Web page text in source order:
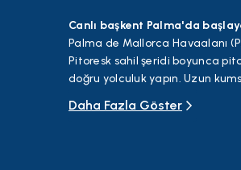
Canlı başkent Palma'da
Palma de Mallorca Havaalanı
Pitoresk sahil şeridi boyunca
doğru yolculuk yapın. Uzun
Kristal berraklığında sulara
Daha Fazla Göster